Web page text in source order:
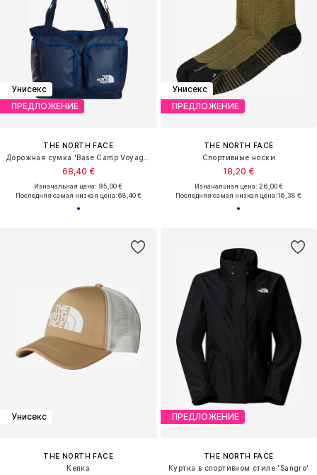
Унисекс
ПРЕДЛОЖЕНИЕ
THE NORTH FACE
68,40 €
Изначальная цена: 95,00 €
Последняя самая низкая цена:68,40 €
Унисекс
ПРЕДЛОЖЕНИЕ
THE NORTH FACE
Спортивные носки
18,20 €
Изначальная цена: 26,00 €
Последняя самая низкая цена:16,38 €
Унисекс
THE NORTH FACE
Кепка
ПРЕДЛОЖЕНИЕ
THE NORTH FACE
Куртка в спортивном стиле 'Sangro'